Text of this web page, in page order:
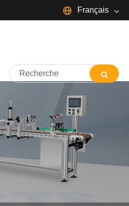
Français
ภาษาไทย
magyar
Suomi
Gaeilge